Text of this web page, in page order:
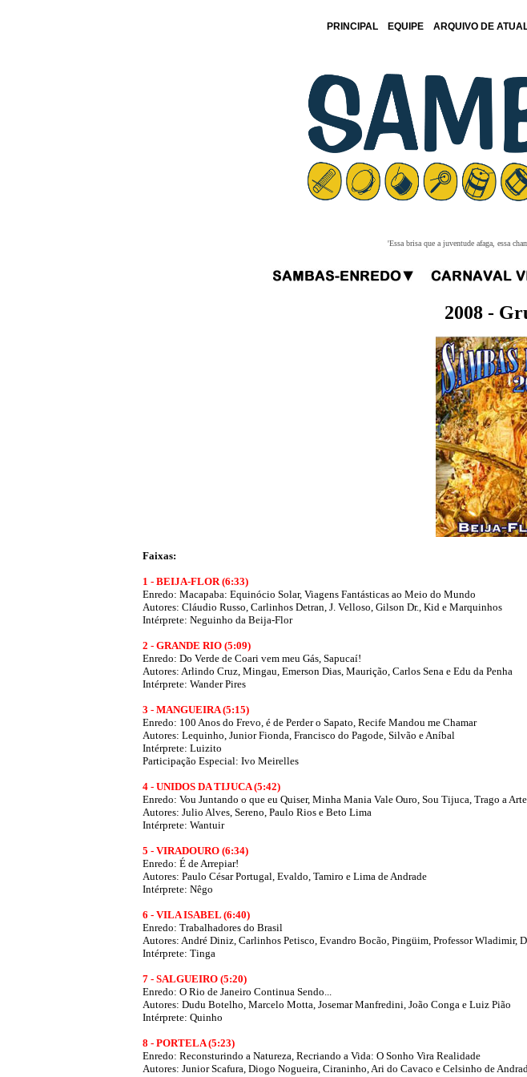
PRINCIPAL EQUIPE ARQUIVO DE
'Essa brisa que a juventude afaga, essa
2008 -
Faixas:
1 - BEIJA-FLOR (6:33)
Enredo: Macapaba: Equinócio Solar, Viagens Fantásticas ao Meio do Mundo
Autores: Cláudio Russo, Carlinhos Detran, J. Velloso, Gilson Dr., Kid e Marquinhos
Intérprete: Neguinho da Beija-Flor
2 - GRANDE RIO (5:09)
Enredo: Do Verde de Coari vem meu Gás, Sapucaí!
Autores: Arlindo Cruz, Mingau, Emerson Dias, Maurição, Carlos Sena e Edu da Penha
Intérprete: Wander Pires
3 - MANGUEIRA (5:15)
Enredo: 100 Anos do Frevo, é de Perder o Sapato, Recife Mandou me Chamar
Autores: Lequinho, Junior Fionda, Francisco do Pagode, Silvão e Aníbal
Intérprete: Luizito
Participação Especial: Ivo Meirelles
4 - UNIDOS DA TIJUCA (5:42)
Enredo: Vou Juntando o que eu Quiser, Minha Mania Vale Ouro, Sou Tijuca, Trago a
Autores: Julio Alves, Sereno, Paulo Rios e Beto Lima
Intérprete: Wantuir
5 - VIRADOURO (6:34)
Enredo: É de Arrepiar!
Autores: Paulo César Portugal, Evaldo, Tamiro e Lima de Andrade
Intérprete: Nêgo
6 - VILA ISABEL (6:40)
Enredo: Trabalhadores do Brasil
Autores: André Diniz, Carlinhos Petisco, Evandro Bocão, Pingüim, Professor Wladimir,
Intérprete: Tinga
7 - SALGUEIRO (5:20)
Enredo: O Rio de Janeiro Continua Sendo...
Autores: Dudu Botelho, Marcelo Motta, Josemar Manfredini, João Conga e Luiz Pião
Intérprete: Quinho
8 - PORTELA (5:23)
Enredo: Reconsturindo a Natureza, Recriando a Vida: O Sonho Vira Realidade
Autores: Junior Scafura, Diogo Nogueira, Ciraninho, Ari do Cavaco e Celsinho de